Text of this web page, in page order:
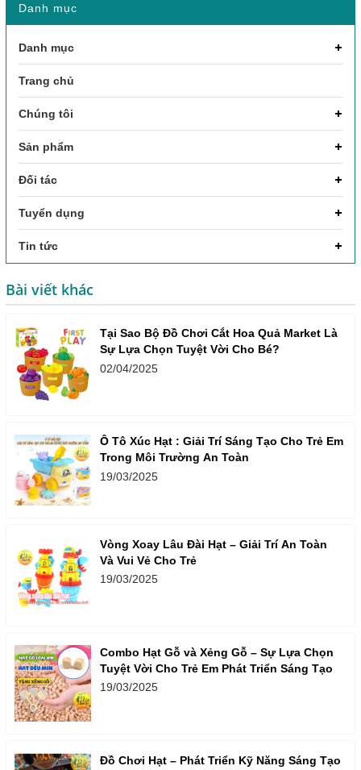
Danh mục
Danh mục
Trang chủ
Chúng tôi
Sản phẩm
Đối tác
Tuyển dụng
Tin tức
Bài viết khác
Tại Sao Bộ Đồ Chơi Cắt Hoa Quả Market Là
Sự Lựa Chọn Tuyệt Vời Cho Bé?
02/04/2025
Ô Tô Xúc Hạt : Giải Trí Sáng Tạo Cho Trẻ Em
Trong Môi Trường An Toàn
19/03/2025
Vòng Xoay Lâu Đài Hạt – Giải Trí An Toàn
Và Vui Vẻ Cho Trẻ
19/03/2025
Combo Hạt Gỗ và Xẻng Gỗ – Sự Lựa Chọn
Tuyệt Vời Cho Trẻ Em Phát Triển Sáng Tạo
19/03/2025
Đồ Chơi Hạt – Phát Triển Kỹ Năng Sáng Tạo